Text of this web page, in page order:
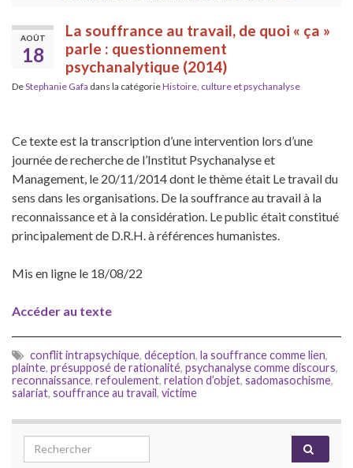
AOÛT
18
La souffrance au travail, de quoi « ça »
parle : questionnement
psychanalytique (2014)
DeStephanie Gafa dans la catégorieHistoire, culture et psychanalyse
Ce texte est la transcription d’une intervention lors d’une
journée de recherche de l’Institut Psychanalyse et
Management, le 20/11/2014 dont le thème était Le travail du
sens dans les organisations. De la souffrance au travail à la
reconnaissance et à la considération. Le public était constitué
principalement de D.R.H. à références humanistes.
Mis en ligne le 18/08/22
Accéder au texte
conflit intrapsychique, déception, la souffrance comme lien,
plainte, présupposé de rationalité, psychanalyse comme discours,
reconnaissance, refoulement, relation d’objet, sadomasochisme,
salariat, souffrance au travail, victime
Search for: